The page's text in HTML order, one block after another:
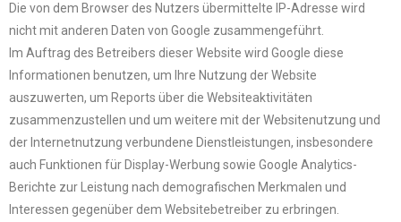
Die von dem Browser des Nutzers übermittelte IP-Adresse wird
nicht mit anderen Daten von Google zusammengeführt.
Im Auftrag des Betreibers dieser Website wird Google diese
Informationen benutzen, um Ihre Nutzung der Website
auszuwerten, um Reports über die Websiteaktivitäten
zusammenzustellen und um weitere mit der Websitenutzung und
der Internetnutzung verbundene Dienstleistungen, insbesondere
auch Funktionen für Display-Werbung sowie Google Analytics-
Berichte zur Leistung nach demografischen Merkmalen und
Interessen gegenüber dem Websitebetreiber zu erbringen.